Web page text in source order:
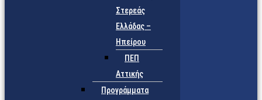
Στερεάς
Ελλάδας –
Ηπείρου
ΠΕΠ
Αττικής
Προγράμματα